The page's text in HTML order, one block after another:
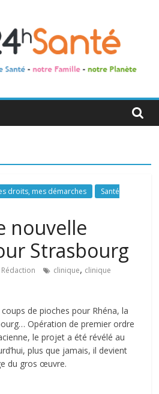
droits, mes démarches
Santé
nouvelle
Strasbourg
Rédaction clinique, clinique
de pioches pour Rhéna, la
Opération de premier ordre
le projet a été révélé au
plus que jamais, il devient
du gros œuvre.